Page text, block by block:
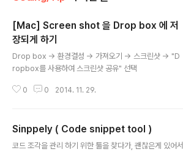
[Mac] Screen shot 을 Drop box 에 저
장되게 하기
Drop box -> 환경결성 -> 가져오기 -> 스크린샷 -> "D
ropbox를 사용하여 스크린샷 공유" 선택
0 0 2014. 11. 29.
Sinppely ( Code snippet tool )
코드 조각을 관리 하기 위한 툴을 찾다가, 괜찮은게 있어서